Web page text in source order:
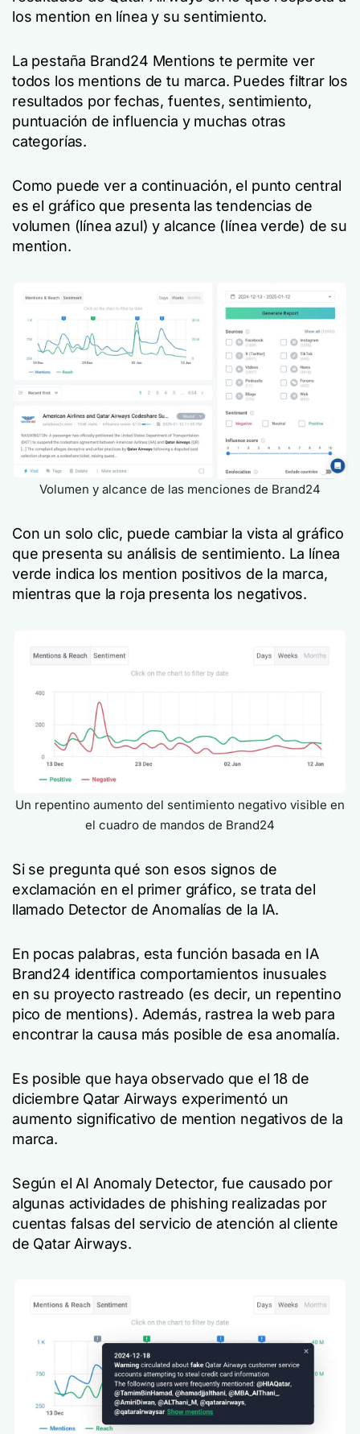
los mention en línea y su sentimiento.
La pestaña Brand24 Mentions te permite ver
todos los mentions de tu marca. Puedes filtrar los
resultados por fechas, fuentes, sentimiento,
puntuación de influencia y muchas otras
categorías.
Como puede ver a continuación, el punto central
es el gráfico que presenta las tendencias de
volumen (línea azul) y alcance (línea verde) de su
mention.
Volumen y alcance de las menciones de Brand24
Con un solo clic, puede cambiar la vista al gráfico
que presenta su análisis de sentimiento. La línea
verde indica los mention positivos de la marca,
mientras que la roja presenta los negativos.
Un repentino aumento del sentimiento negativo visible en
el cuadro de mandos de Brand24
Si se pregunta qué son esos signos de
exclamación en el primer gráfico, se trata del
llamado Detector de Anomalías de la IA.
En pocas palabras, esta función basada en IA
Brand24 identifica comportamientos inusuales
en su proyecto rastreado (es decir, un repentino
pico de mentions). Además, rastrea la web para
encontrar la causa más posible de esa anomalía.
Es posible que haya observado que el 18 de
diciembre Qatar Airways experimentó un
aumento significativo de mention negativos de la
marca.
Según el AI Anomaly Detector, fue causado por
algunas actividades de phishing realizadas por
cuentas falsas del servicio de atención al cliente
de Qatar Airways.